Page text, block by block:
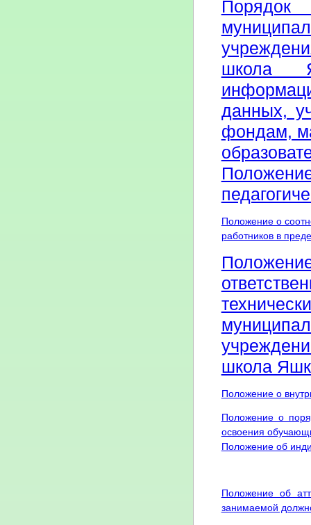
школа
данных,
фондам,
Положение о
работников в
школа
Положение о
Положение о
освоения
Положение об
Положение об
занимаемой